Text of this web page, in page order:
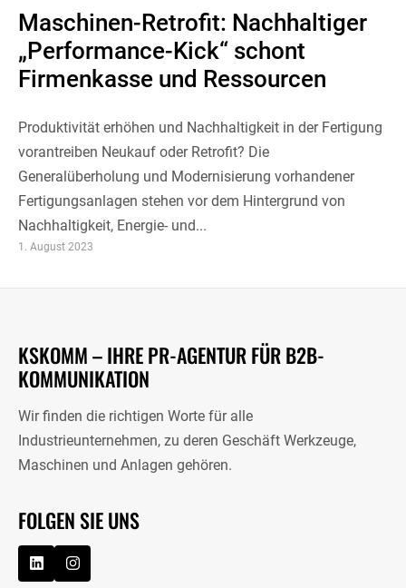
Maschinen-Retrofit: Nachhaltiger
„Performance-Kick“ schont
Firmenkasse und Ressourcen
Produktivität erhöhen und Nachhaltigkeit in der Fertigung
vorantreiben Neukauf oder Retrofit? Die
Generalüberholung und Modernisierung vorhandener
Fertigungsanlagen stehen vor dem Hintergrund von
Nachhaltigkeit, Energie- und...
1. August 2023
KSKOMM – IHRE PR-AGENTUR FÜR B2B-
KOMMUNIKATION
Wir finden die richtigen Worte für alle
Industrieunternehmen, zu deren Geschäft Werkzeuge,
Maschinen und Anlagen gehören.
FOLGEN SIE UNS